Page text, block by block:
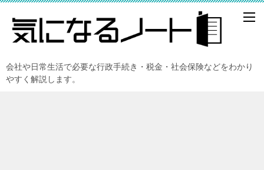
会社や日常生活で必要な行政手続き・税金・社会保険などをわかり
やすく解説します。